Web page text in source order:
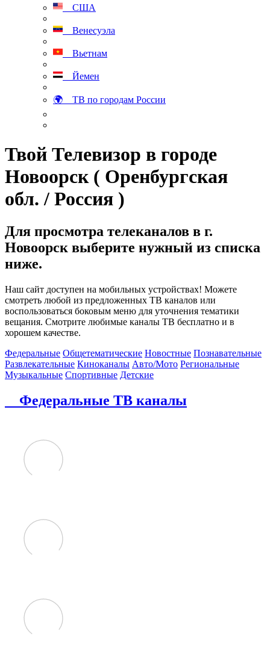
США
Венесуэла
Вьетнам
Йемен
🌍 ТВ по городам России
Твой Телевизор в городе
Новоорск ( Оренбургская
обл. / Россия )
Для просмотра телеканалов в г.
Новоорск выберите нужный из списка
ниже.
Наш сайт доступен на мобильных устройствах! Можете
смотреть любой из предложенных ТВ каналов или
воспользоваться боковым меню для уточнения тематики
вещания. Смотрите любимые каналы ТВ бесплатно и в
хорошем качестве.
Федеральные Общетематические Новостные Познавательные
Развлекательные Киноканалы Авто/Мото Региональные
Музыкальные Спортивные Детские
Федеральные ТВ каналы